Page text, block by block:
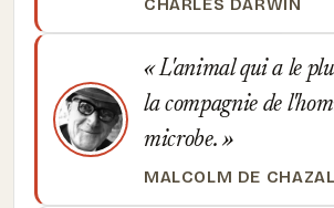
CHARLES DARWIN
L'animal qui a le
la compagnie de
microbe.
MALCOLM DE CHAZAL